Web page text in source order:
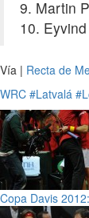
9. Martin
10.
Vía | Recta de
WRC #Latvalá
Copa Davis